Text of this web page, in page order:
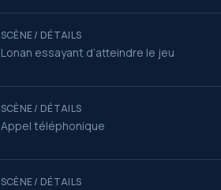
SCÈNE / DÉTAILS
Lonan essayant d’atteindre le jeu
SCÈNE / DÉTAILS
Appel téléphonique
SCÈNE / DÉTAILS